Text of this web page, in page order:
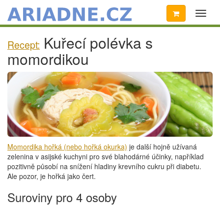
Recept: Kuřecí polévka s
momordikou
Momordika hořká (nebo hořká okurka) je další hojně užívaná
zelenina v asijské kuchyni pro své blahodárné účinky, například
pozitivně působí na snížení hladiny krevního cukru při diabetu.
Ale pozor, je hořká jako čert.
Suroviny pro 4 osoby